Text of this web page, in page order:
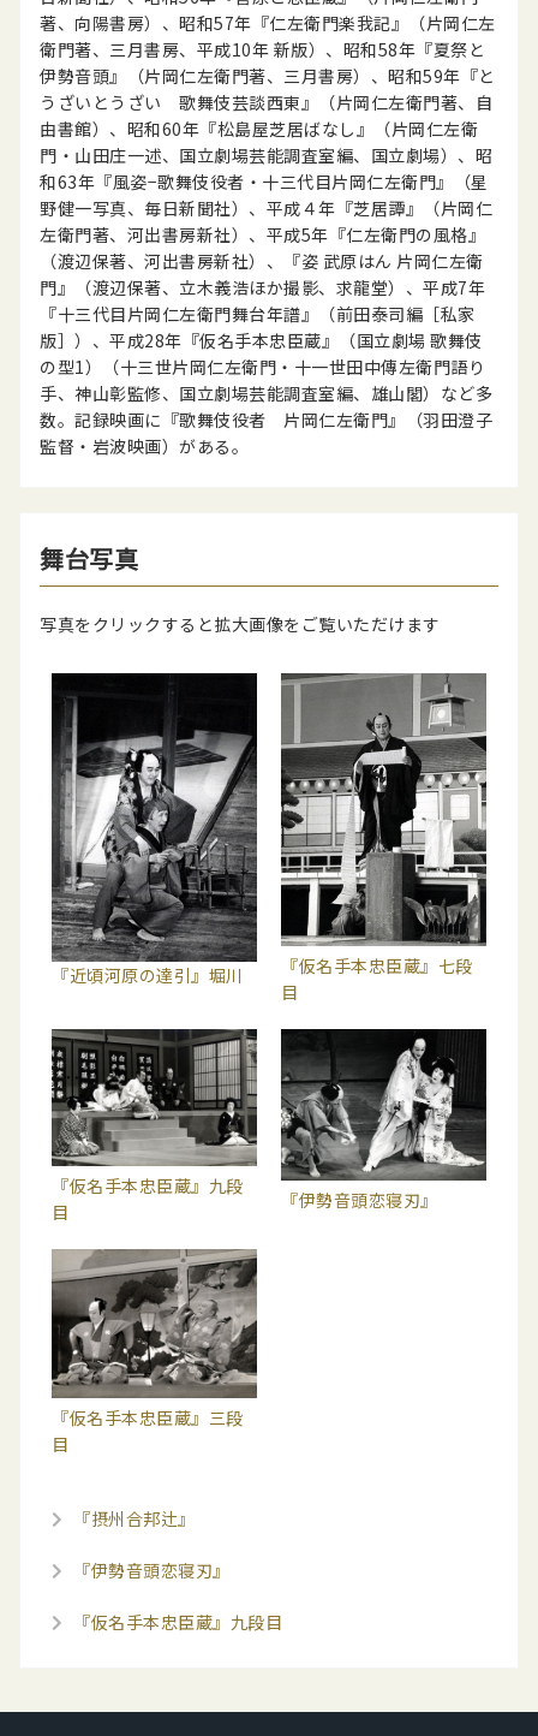
著、向陽書房）、昭和57年『仁左衛門楽我記』（片岡仁左
衛門著、三月書房、平成10年 新版）、昭和58年『夏祭と
伊勢音頭』（片岡仁左衛門著、三月書房）、昭和59年『と
うざいとうざい 歌舞伎芸談西東』（片岡仁左衛門著、自
由書館）、昭和60年『松島屋芝居ばなし』（片岡仁左衛
門・山田庄一述、国立劇場芸能調査室編、国立劇場）、昭
和63年『風姿−歌舞伎役者・十三代目片岡仁左衛門』（星
野健一写真、毎日新聞社）、平成４年『芝居譚』（片岡仁
左衛門著、河出書房新社）、平成5年『仁左衛門の風格』
（渡辺保著、河出書房新社）、『姿 武原はん 片岡仁左衛
門』（渡辺保著、立木義浩ほか撮影、求龍堂）、平成7年
『十三代目片岡仁左衛門舞台年譜』（前田泰司編［私家
版］）、平成28年『仮名手本忠臣蔵』（国立劇場 歌舞伎
の型1）（十三世片岡仁左衛門・十一世田中傳左衛門語り
手、神山彰監修、国立劇場芸能調査室編、雄山閣）など多
数。記録映画に『歌舞伎役者 片岡仁左衛門』（羽田澄子
監督・岩波映画）がある。
舞台写真
写真をクリックすると拡大画像をご覧いただけます
『近頃河原の達引』堀川
『仮名手本忠臣蔵』七段
目
『仮名手本忠臣蔵』九段
目
『伊勢音頭恋寝刃』
『仮名手本忠臣蔵』三段
目
『摂州合邦辻』
『伊勢音頭恋寝刃』
『仮名手本忠臣蔵』九段目